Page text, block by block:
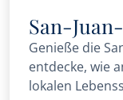
San-
Genieße die
entdecke, wie
lokalen